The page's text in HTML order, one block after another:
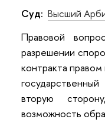
Суд: Высший
Правовой
разрешении
контракта
вторую
возможность